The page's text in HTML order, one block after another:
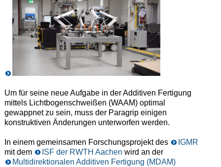
Um für seine neue Aufgabe in der Additiven Fertigung
mittels Lichtbogenschweißen (WAAM) optimal
gewappnet zu sein, muss der Paragrip einigen
konstruktiven Änderungen unterworfen werden.
In einem gemeinsamen Forschungsprojekt des
IGMR
mit dem
ISF der RWTH Aachen wird an der
Multidirektionalen Additiven Fertigung (MDAM)